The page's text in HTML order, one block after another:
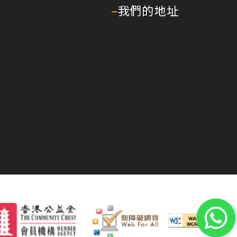
–我們的地址
服
務)
基